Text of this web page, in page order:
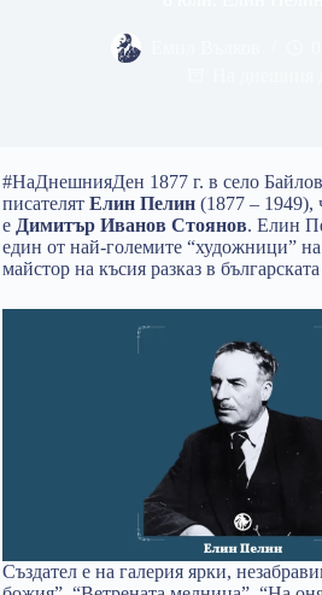
#НаДнешнияДен 1877 г. в село
писателят Елин Пелин (1877 – 1949),
е Димитър Иванов Стоянов. Елин
един от най-големите “художници” на
майстор на късия разказ в
Създател е на галерия ярки,